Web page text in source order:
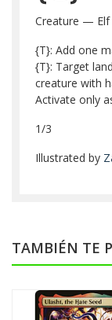
Creature — Elf
{T}: Add one
{T}: Target
creature with
Activate only
1/3
Illustrated by
TAMBIÉN TE